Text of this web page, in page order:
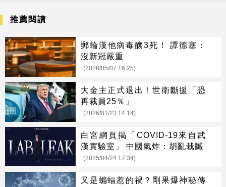
推薦閱讀
郵輪漢他病毒釀3死！ 譚德塞：
沒新冠嚴重
(2026/05/07 16:25)
大金主正式退出！世衛斷援「恐
再裁員25％」
(2026/01/23 14:14)
白宮網頁揭「COVID-19來自武
漢實驗室」 中國氣炸：胡亂栽贓
(2025/04/24 17:34)
又是蝙蝠惹的禍？剛果爆神秘傳